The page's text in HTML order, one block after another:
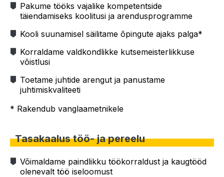
Pakume tööks vajalike kompetentside
täiendamiseks koolitusi ja arendusprogramme
Kooli suunamisel säilitame õpingute ajaks palga*
Korraldame valdkondlikke kutsemeisterlikkuse
võistlusi
Toetame juhtide arengut ja panustame
juhtimiskvaliteeti
* Rakendub vanglaametnikele
Tasakaalus töö- ja pereelu
Võimaldame paindlikku töökorraldust ja kaugtööd
olenevalt töö iseloomust